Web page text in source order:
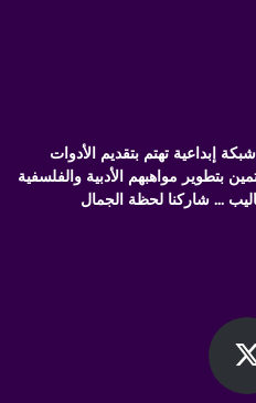
إبداعية تهتم بتقديم الأدوات
بتطوير مواهبهم الأدبية والفلسفية
... شاركنا لحظة الجمال